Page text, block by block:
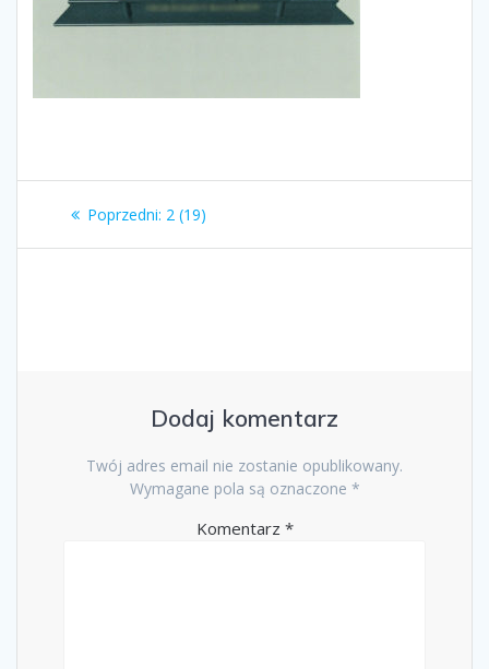
Nawigacja
wpisu
Poprzedni: Poprzedni
2 (19)
Dodaj komentarz
Twój adres email nie zostanie opublikowany.
Wymagane pola są oznaczone *
Komentarz *